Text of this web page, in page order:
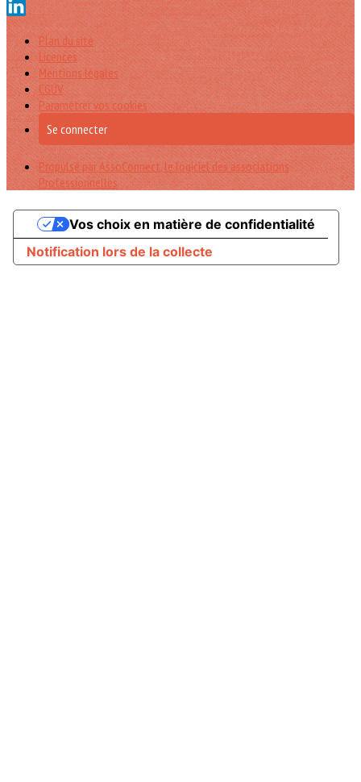
Plan du site
Licences
Mentions légales
CGUV
Paramétrer vos cookies
Se connecter
Propulsé par AssoConnect, le logiciel des associations
Professionnelles
Notification lors de la collecte
Vos choix en matière de confidentialité